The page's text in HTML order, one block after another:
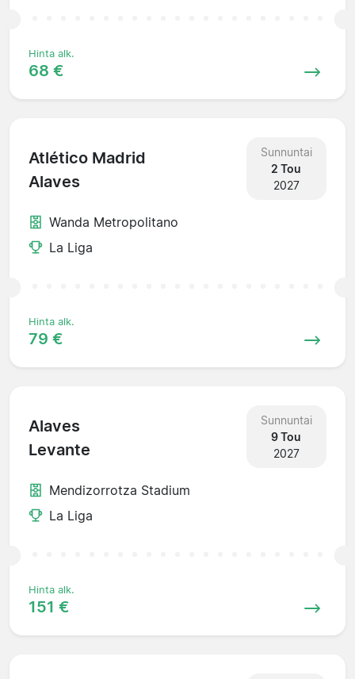
Hinta alk.
68 €
Atlético Madrid
Alaves
Sunnuntai
2 Tou
2027
Wanda Metropolitano
La Liga
Hinta alk.
79 €
Alaves
Levante
Sunnuntai
9 Tou
2027
Mendizorrotza Stadium
La Liga
Hinta alk.
151 €